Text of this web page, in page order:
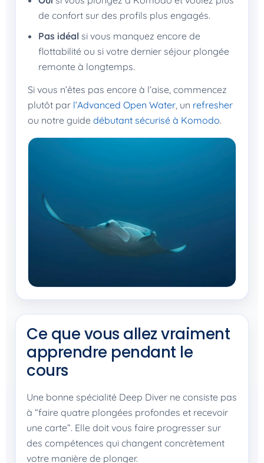
de confort sur des profils plus engagés.
Pas idéal si vous manquez encore de
flottabilité ou si votre dernier séjour plongée
remonte à longtemps.
Si vous n’êtes pas encore à l’aise, commencez
plutôt par l’Advanced Open Water , un refresher
ou notre guide débutant sécurisé à Komodo.
Ce que vous allez vraiment
apprendre pendant le
cours
Une bonne spécialité Deep Diver ne consiste pas
à “faire quatre plongées profondes et recevoir
une carte”. Elle doit vous faire progresser sur
des compétences qui changent concrètement
votre manière de plonger.